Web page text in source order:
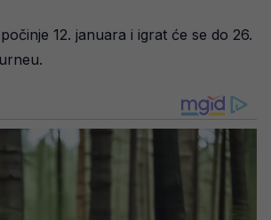
12. januara i igrat će se do 26.